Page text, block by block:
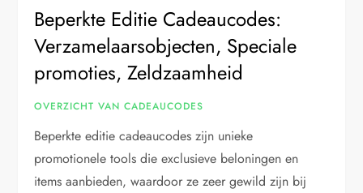
Beperkte Editie Cadeaucodes:
Verzamelaarsobjecten, Speciale
promoties, Zeldzaamheid
OVERZICHT VAN CADEAUCODES
Beperkte editie cadeaucodes zijn unieke
promotionele tools die exclusieve beloningen en
items aanbieden, waardoor ze zeer gewild zijn bij